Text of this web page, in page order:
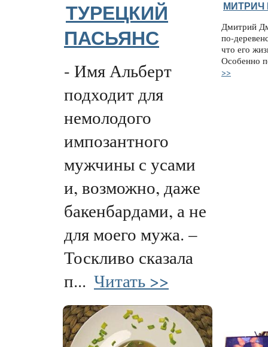
ТУРЕЦКИЙ
ПАСЬЯНС
- Имя Альберт
подходит для
немолодого
импозантного
мужчины с усами
и, возможно, даже
бакенбардами, а не
для моего мужа. –
Тоскливо сказала
п... Читать >>
МИТРИЧ
Дмитрий
по-
что его
Особенно
>>